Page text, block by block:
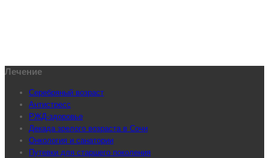
Лечение
Серебряный возраст
Антистресс
РЖД-здоровье
Декада зрелого возраста в Сочи
Онкология и санатории
Путевки для старшего поколения